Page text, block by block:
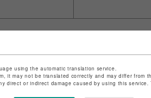
スミス
浦和PARCO
using the automatic translation service.
it may not be translated correctly and may differ from
direct or indirect damage caused by using this